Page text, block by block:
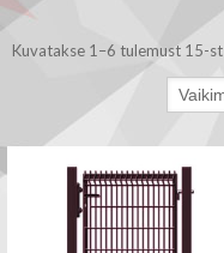
Kuvatakse 1–6 tulemust 15-st